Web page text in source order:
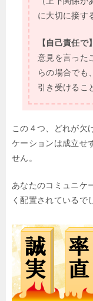
に大切に接す
【自己責任で】
意見を言った
らの場合でも
引き受けるこ
この４つ、どれが欠
ケーションは成立せ
せん。
あなたのコミュニケ
く配置されているで